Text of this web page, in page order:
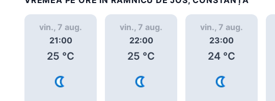
vin., 7 aug.
21:00
25 °C
vin., 7 aug.
22:00
25 °C
vin., 7 aug.
23:00
24 °C